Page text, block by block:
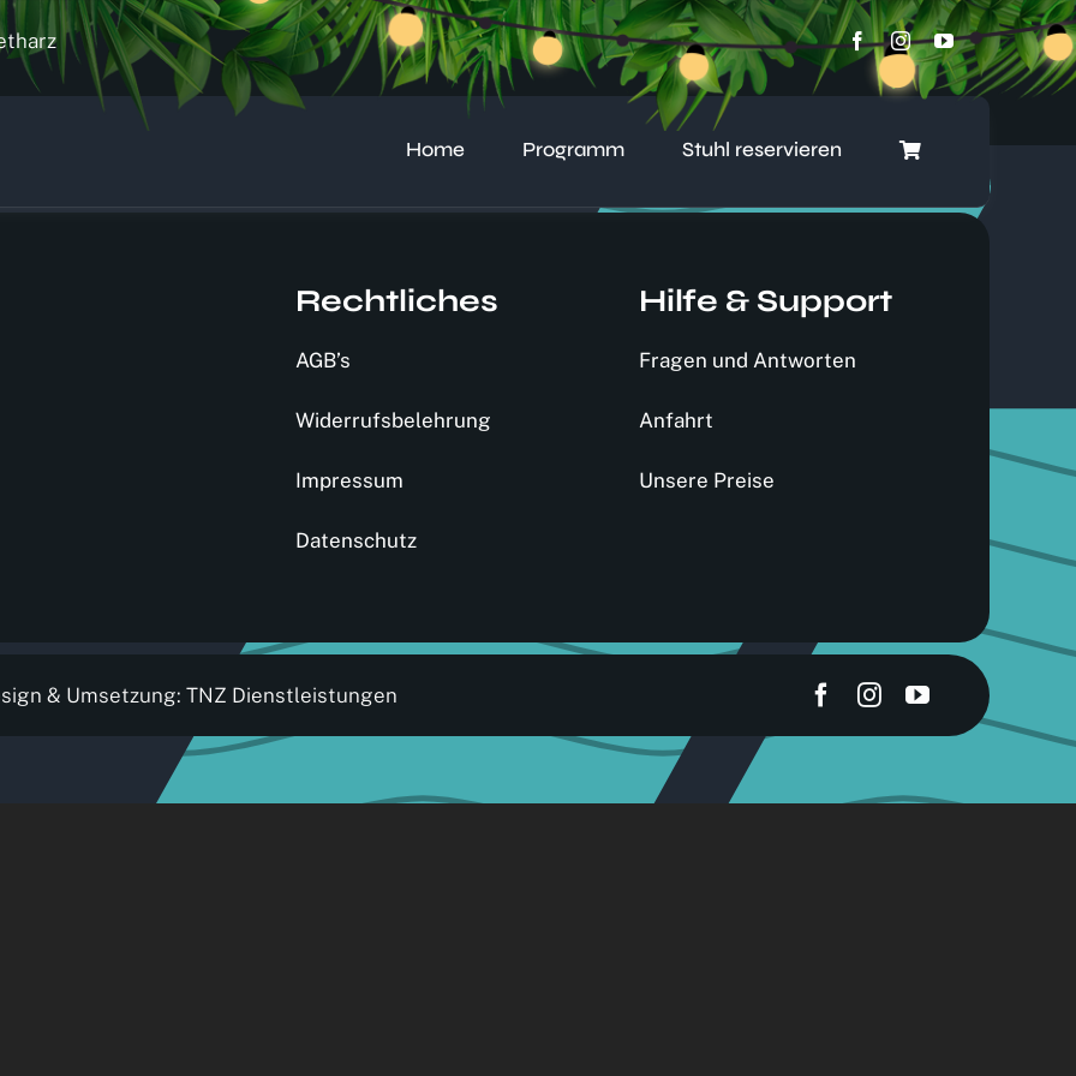
Home Programm Stuhl reservieren
Rechtliches
AGB’s
Widerrufsbelehrung
Impressum
Datenschutz
Hilfe & Support
Fragen und Antworten
Anfahrt
Unsere Preise
& Umsetzung: TNZ Dienstleistungen